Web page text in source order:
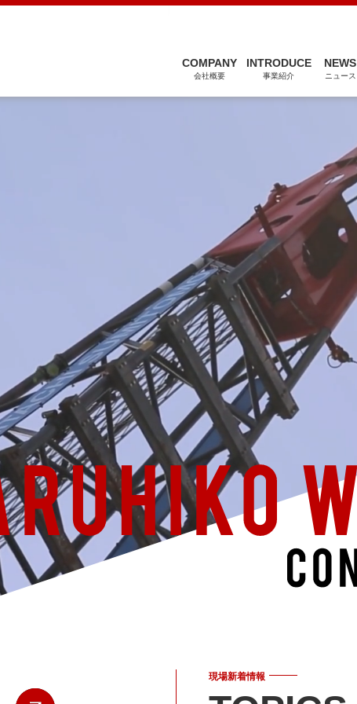
COMPANY
会社概要
INTRODUCE
事業紹介
NEWS
ニュース
現場新着情報